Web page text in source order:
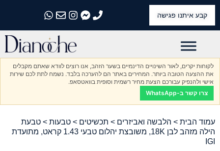
קבע איתנו פגישה
התקשרו אלינו
התקשרו אלינו
התקשרו אלינו
התקשרו אלינו
התקשרו אלינו
לקוחות יקרים, לאור השינויים הדינמיים בשער הזהב, אנו רוצים לוודא שאתם מקבלים
את ההצעה הטובה ביותר. המחירים באתר הם להערכה בלבד. נשמח לתת לכם שירות
אישי ולהנפיק עבורכם הצעת מחיר רשמית וסופית בוואטסאפ.
צרו קשר ב-WhatsApp
עמוד הבית > הלבשה ואביזרים > תכשיטים > טבעות > טבעת
הילה מזהב לבן 18K, משובצת יהלום טבעי 1.43 קראט, מתועדת
IGI